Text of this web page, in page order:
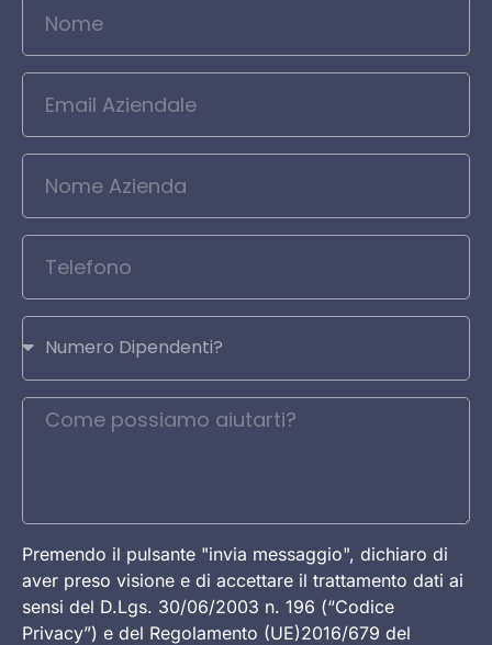
Premendo il pulsante "invia messaggio", dichiaro di
aver preso visione e di accettare il trattamento dati ai
sensi del D.Lgs. 30/06/2003 n. 196 (“Codice
Privacy”) e del Regolamento (UE)2016/679 del